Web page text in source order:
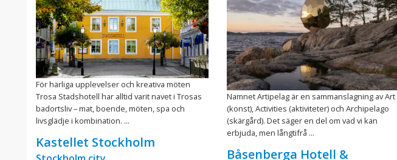
För härliga upplevelser och kreativa möten
Trosa Stadshotell har alltid varit navet i Trosas
badortsliv – mat, boende, möten, spa och
livsglädje i kombination. ...
Kastellet Stockholm
Namnet Artipelag är en sammanslagning av Art
(konst), Activities (aktiviteter) och Archipelago
(skärgård). Det säger en del om vad vi kan
erbjuda, men långtifrå ...
Båsenberga Hotell &